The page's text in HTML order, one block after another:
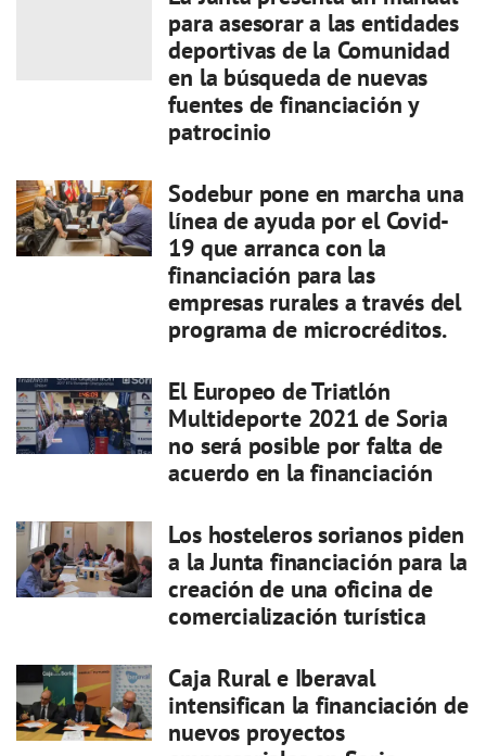
para asesorar a las entidades
deportivas de la Comunidad
en la búsqueda de nuevas
fuentes de financiación y
patrocinio
Sodebur pone en marcha una
línea de ayuda por el Covid-
19 que arranca con la
financiación para las
empresas rurales a través del
programa de microcréditos.
El Europeo de Triatlón
Multideporte 2021 de Soria
no será posible por falta de
acuerdo en la financiación
Los hosteleros sorianos piden
a la Junta financiación para la
creación de una oficina de
comercialización turística
Caja Rural e Iberaval
intensifican la financiación de
nuevos proyectos